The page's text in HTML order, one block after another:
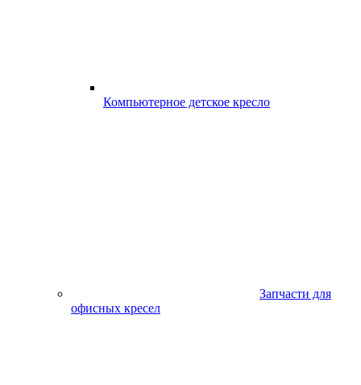
Компьютерное детское кресло
Запчасти для
офисных кресел